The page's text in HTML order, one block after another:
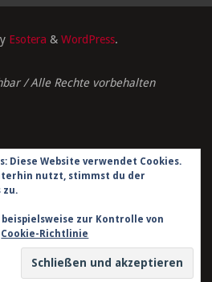
Esotera & WordPress.
/ Alle Rechte vorbehalten
Impressum
Kontakt
Diese Website verwendet Cookies.
nutzt, stimmst du der
zu.
zur Kontrolle von
Cookie-Richtlinie